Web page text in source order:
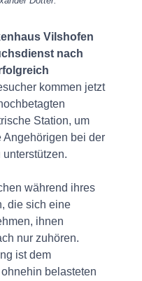
Vilshofen
nach
kommen jetzt
Station, um
bei der
während ihres
die sich eine
ihnen
nur zuhören.
ist dem
belasteten